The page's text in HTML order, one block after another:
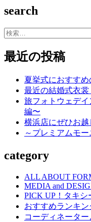
ン
ナ
ー
ラ
キ
ン
グ
search
検
最近の投稿
夏挙式におすす
最近の結婚式衣裳
旅フォトウェデ
編〜
横浜店にぜひお越
～プレミアムモ
category
ALL ABOUT
MEDIA and
PICK UP！タキシ
おすすめランキン
コーディネーター